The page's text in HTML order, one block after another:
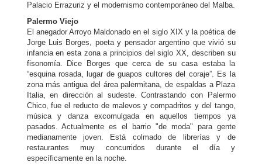
Palacio Errazuriz y el modernismo contemporáneo del Malba.
Palermo Viejo
El anegador Arroyo Maldonado en el siglo XIX y la poética de
Jorge Luis Borges, poeta y pensador argentino que vivió su
infancia en esta zona a principios del siglo XX, describen su
fisonomía. Dice Borges que cerca de su casa estaba la
“esquina rosada, lugar de guapos cultores del coraje”. Es la
zona más antigua del área palermitana, de espaldas a Plaza
Italia, en dirección al sudeste. Contrastando con Palermo
Chico, fue el reducto de malevos y compadritos y del tango,
música y danza excomulgada en aquellos tiempos ya
pasados. Actualmente es el barrio "de moda" para gente
medianamente joven. Está colmado de librerías y de
restaurantes muy concurridos durante el día y
específicamente en la noche.